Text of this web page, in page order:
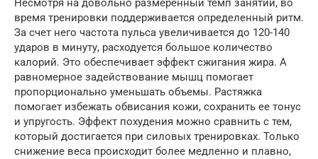
Несмотря на довольно размеренный темп занятий, во
время тренировки поддерживается определенный ритм.
За счет него частота пульса увеличивается до 120-140
ударов в минуту, расходуется большое количество
калорий. Это обеспечивает эффект сжигания жира. А
равномерное задействование мышц помогает
пропорционально уменьшать объемы. Растяжка
помогает избежать обвисания кожи, сохранить ее тонус
и упругость. Эффект похудения можно сравнить с тем,
который достигается при силовых тренировках. Только
снижение веса происходит более медленно и плавно,